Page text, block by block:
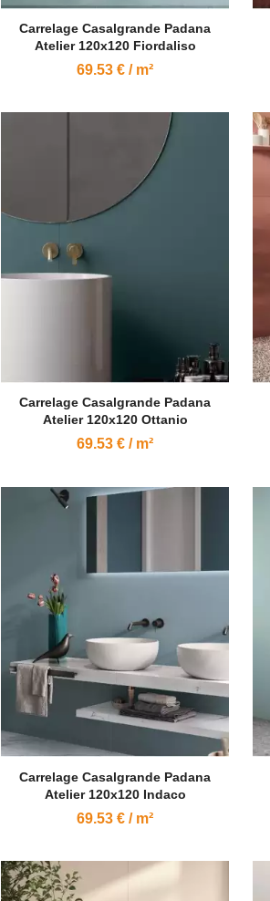
Carrelage Casalgrande Padana
Atelier 120x120 Fiordaliso
69.53 € / m²
Carrelage Casalgrande Padana
Atelier 120x120 Ottanio
69.53 € / m²
Carrelage Casalgrande Padana
Atelier 120x120 Indaco
69.53 € / m²